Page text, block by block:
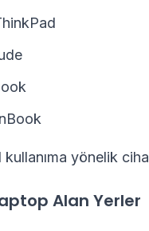
kullanıma yönelik
Alan Yerler